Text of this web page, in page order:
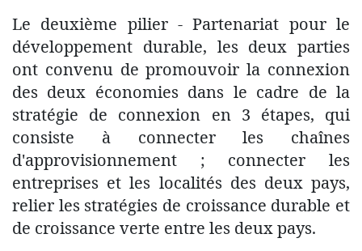
Le deuxième pilier - Partenariat pour le
développement durable, les deux parties
ont convenu de promouvoir la connexion
des deux économies dans le cadre de la
stratégie de connexion en 3 étapes, qui
consiste à connecter les chaînes
d'approvisionnement ; connecter les
entreprises et les localités des deux pays,
relier les stratégies de croissance durable et
de croissance verte entre les deux pays.